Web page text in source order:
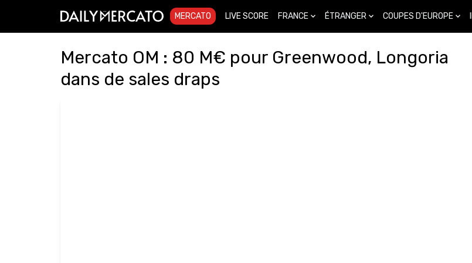
MERCATO LIVE SCORE FRANCE ÉTRANGER COUPES D'EUROPE
Mercato OM : 80 M€ pour Greenwood, Longoria
dans de sales draps